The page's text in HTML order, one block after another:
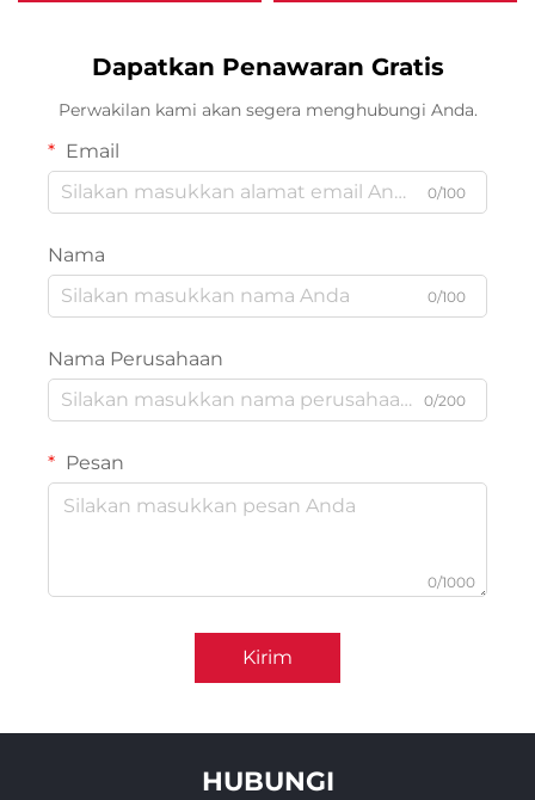
Set Lemari Pakaian
Tipis, Kedap Suara, Layar
Protektif, serta Isolasi
Dapatkan Penawaran Gratis
Perwakilan kami akan segera menghubungi Anda.
Email
0/100
Nama
0/100
Nama Perusahaan
0/200
Pesan
0/1000
Kirim
HUBUNGI